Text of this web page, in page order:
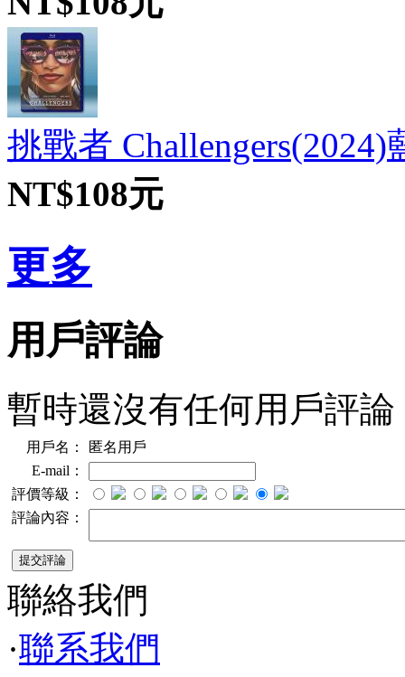
挑戰者 Challengers(2024)
NT$108元
更多
用戶評論
暫時還沒有任何用戶評論
用戶名：
匿名用戶
E-mail：
評價等級：
評論內容：
聯絡我們
·聯系我們